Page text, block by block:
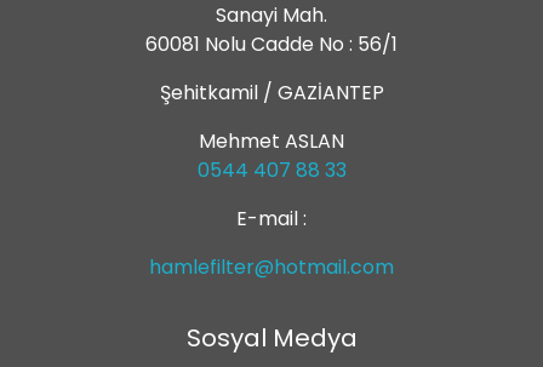
Sanayi Mah.
60081 Nolu Cadde No : 56/1
Şehitkamil / GAZİANTEP
Mehmet ASLAN
0544 407 88 33
E-mail :
hamlefilter@hotmail.com
Sosyal Medya